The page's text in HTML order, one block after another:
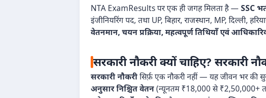
NTA ExamResults पर एक ही जगह मिलता है — SSC
इंजीनियरिंग पद, तथा UP, बिहार, राजस्थान, MP, दिल्ली,
वेतनमान, चयन प्रक्रिया, महत्वपूर्ण तिथियाँ एवं
सरकारी नौकरी क्यों चाहिए? सरकारी
सरकारी नौकरीसिर्फ़ एक नौकरी नहीं — यह जीवन भर की
अनुसार निश्चित वेतन(न्यूनतम ₹18,000 से ₹2,50,000+